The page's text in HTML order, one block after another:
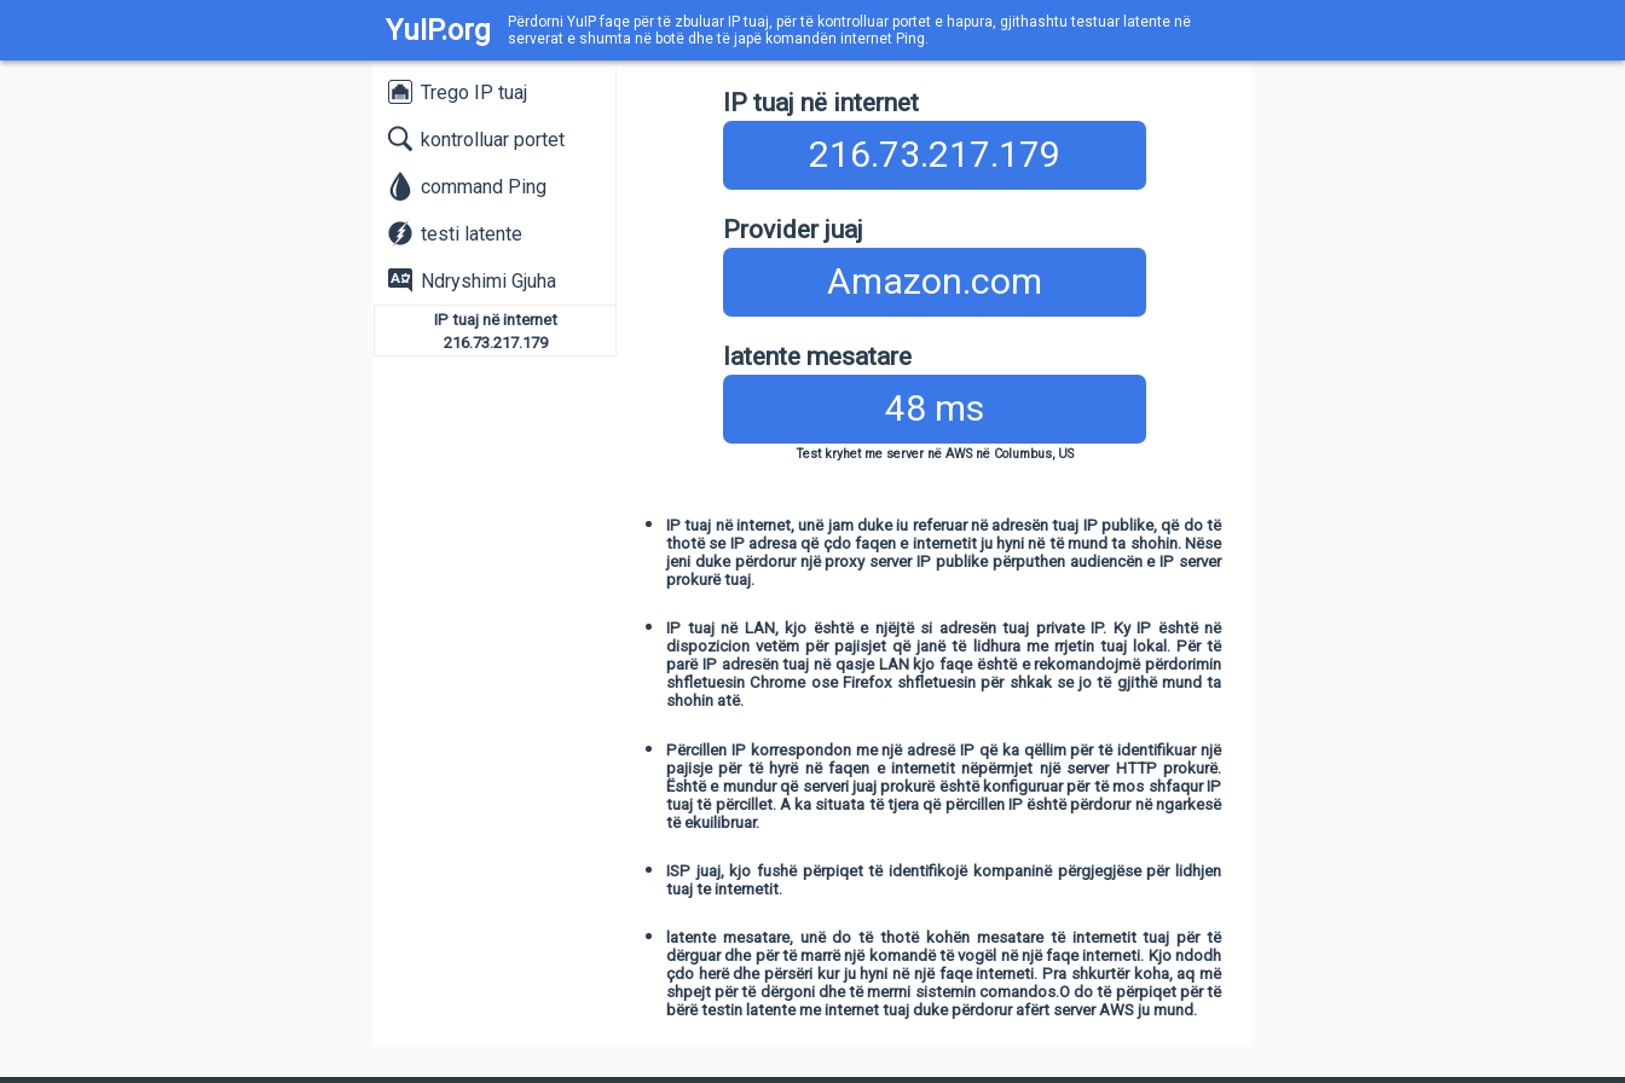
YuIP.org
Përdorni YuIP faqe për të zbuluar IP tuaj, për të kontrolluar portet e hapura, gjithashtu testuar latente në
serverat e shumta në botë dhe të japë komandën internet Ping.
Trego IP tuaj
kontrolluar portet
command Ping
testi latente
Ndryshimi Gjuha
IP tuaj në internet
216.73.217.179
IP tuaj në internet
216.73.217.179
Provider juaj
Amazon.com
latente mesatare
48 ms
Test kryhet me server në AWS në Columbus, US
IP tuaj në internet, unë jam duke iu referuar në adresën tuaj IP publike, që do të
thotë se IP adresa që çdo faqen e internetit ju hyni në të mund ta shohin. Nëse
jeni duke përdorur një proxy server IP publike përputhen audiencën e IP server
prokurë tuaj.
IP tuaj në LAN, kjo është e njëjtë si adresën tuaj private IP. Ky IP është në
dispozicion vetëm për pajisjet që janë të lidhura me rrjetin tuaj lokal. Për të
parë IP adresën tuaj në qasje LAN kjo faqe është e rekomandojmë përdorimin
shfletuesin Chrome ose Firefox shfletuesin për shkak se jo të gjithë mund ta
shohin atë.
Përcillen IP korrespondon me një adresë IP që ka qëllim për të identifikuar një
pajisje për të hyrë në faqen e internetit nëpërmjet një server HTTP prokurë.
Është e mundur që serveri juaj prokurë është konfiguruar për të mos shfaqur IP
tuaj të përcillet. A ka situata të tjera që përcillen IP është përdorur në ngarkesë
të ekuilibruar.
ISP juaj, kjo fushë përpiqet të identifikojë kompaninë përgjegjëse për lidhjen
tuaj te internetit.
latente mesatare, unë do të thotë kohën mesatare të internetit tuaj për të
dërguar dhe për të marrë një komandë të vogël në një faqe interneti. Kjo ndodh
çdo herë dhe përsëri kur ju hyni në një faqe interneti. Pra shkurtër koha, aq më
shpejt për të dërgoni dhe të merrni sistemin comandos.O do të përpiqet për të
bërë testin latente me internet tuaj duke përdorur afërt server AWS ju mund.